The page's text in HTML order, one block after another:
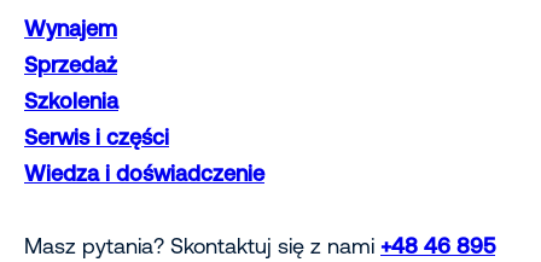
Wynajem
Sprzedaż
Szkolenia
Serwis i części
Wiedza i doświadczenie
Masz pytania? Skontaktuj się z nami +48 46 895